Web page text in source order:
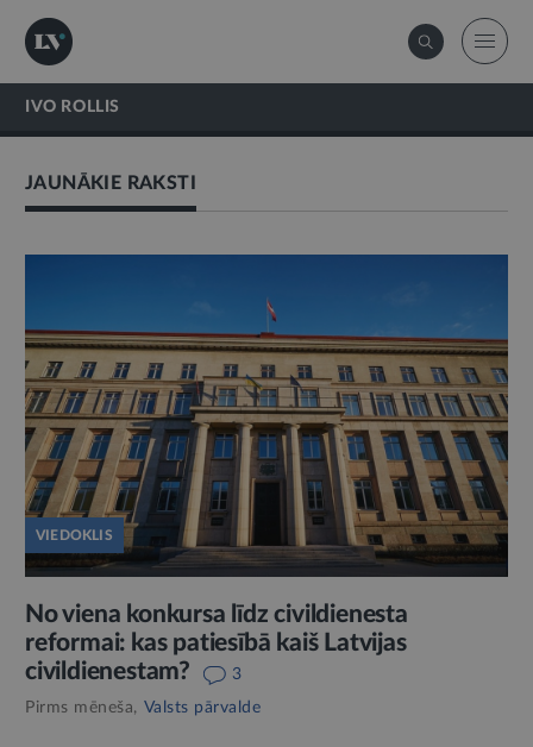
IVO ROLLIS
JAUNĀKIE RAKSTI
VIEDOKLIS
No viena konkursa līdz civildienesta
reformai: kas patiesībā kaiš Latvijas
civildienestam?
3
Pirms mēneša, Valsts pārvalde